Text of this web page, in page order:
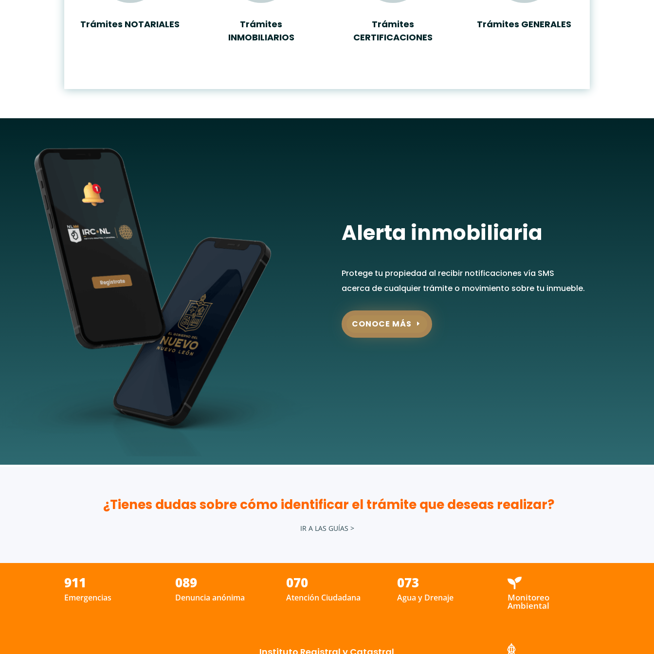
Trámites NOTARIALES
Trámites
INMOBILIARIOS
Trámites
CERTIFICACIONES
Trámites GENERALES
Alerta inmobiliaria
Protege tu propiedad al recibir notificaciones vía SMS
acerca de cualquier trámite o movimiento sobre tu inmueble.
CONOCE MÁS
¿Tienes dudas sobre cómo identificar el trámite que deseas realizar?
IR A LAS GUÍAS >
911
Emergencias
089
Denuncia anónima
070
Atención Ciudadana
073
Agua y Drenaje

Monitoreo
Ambiental